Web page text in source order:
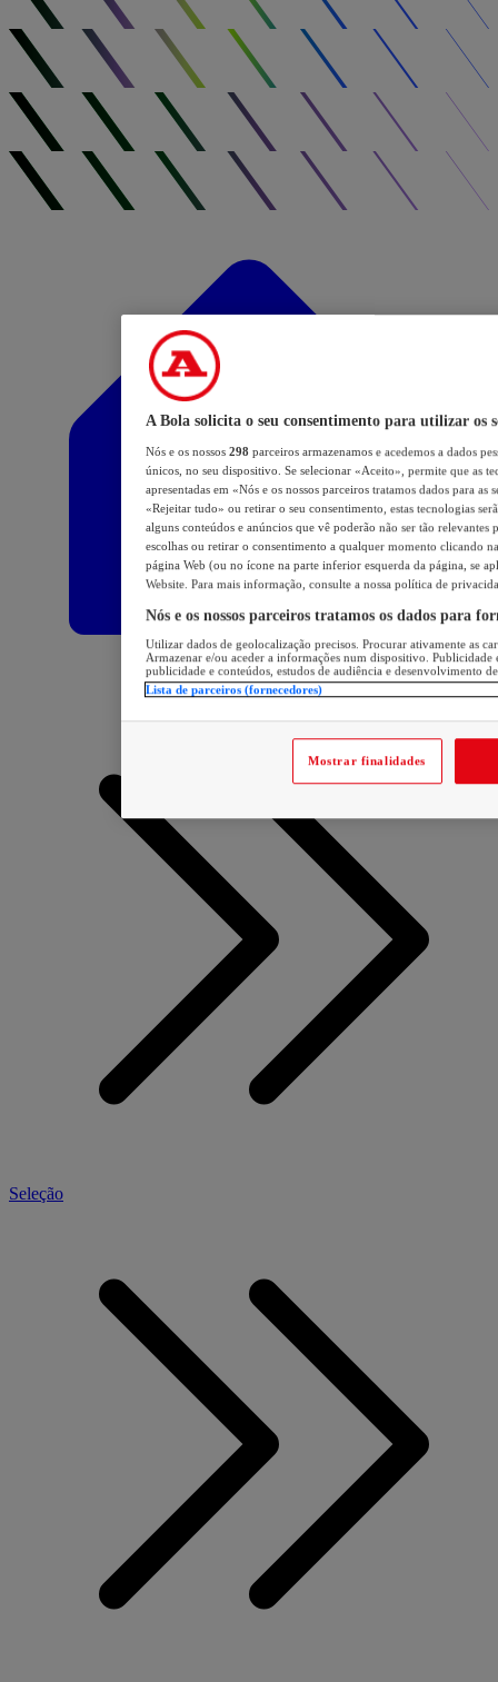
Seleção
A Bola solicita o seu consentimento para utilizar os
Nós e os nossos 298 parceiros armazenamos e acedemos a dados
únicos, no seu dispositivo. Se selecionar «Aceito», permite que as
apresentadas em «Nós e os nossos parceiros tratamos dados para
«Rejeitar tudo» ou retirar o seu consentimento, estas tecnologias
alguns conteúdos e anúncios que vê poderão não ser tão relevantes
escolhas ou retirar o consentimento a qualquer momento clicando
página Web (ou no ícone na parte inferior esquerda da página, se
Website. Para mais informação, consulte a nossa política de
Nós e os nossos parceiros tratamos os dados para
Utilizar dados de geolocalização precisos. Procurar ativamente as
Armazenar e/ou aceder a informações num dispositivo. Publicidade
publicidade e conteúdos, estudos de audiência e desenvolvimento
Lista de parceiros (fornecedores)
Mostrar finalidades